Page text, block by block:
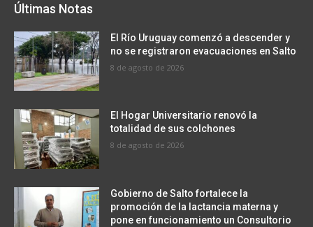
Últimas Notas
El Río Uruguay comenzó a descender y
no se registraron evacuaciones en Salto
8 de agosto de 2026
El Hogar Universitario renovó la
totalidad de sus colchones
8 de agosto de 2026
Gobierno de Salto fortalece la
promoción de la lactancia materna y
pone en funcionamiento un Consultorio